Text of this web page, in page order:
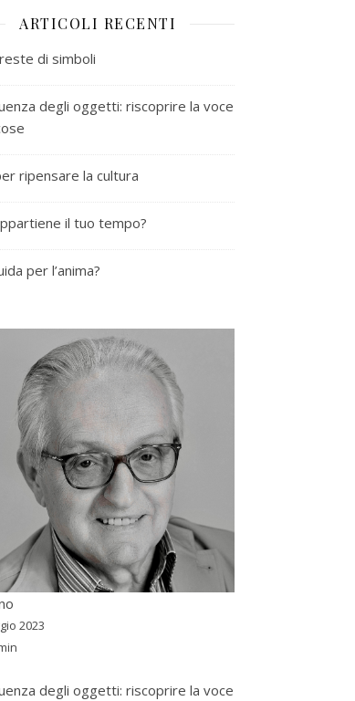
ARTICOLI RECENTI
di simboli
degli oggetti: riscoprire la voce
ripensare la cultura
il tuo tempo?
per l’anima?
2023
degli oggetti: riscoprire la voce